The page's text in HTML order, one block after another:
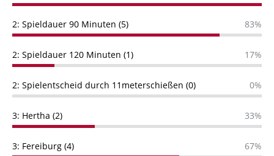
2: Spieldauer 90 Minuten (5) 83%
2: Spieldauer 120 Minuten (1) 17%
2: Spielentscheid durch 11meterschießen (0) 0%
3: Hertha (2) 33%
3: Fereiburg (4) 67%